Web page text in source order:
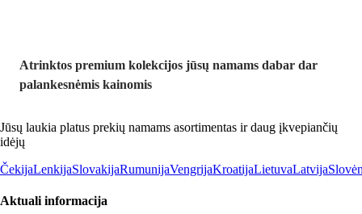
Atrinktos premium kolekcijos jūsų namams dabar dar
palankesnėmis kainomis
Jūsų laukia platus prekių namams asortimentas ir daug įkvepiančių
idėjų
ČekijaLenkijaSlovakijaRumunijaVengrijaKroatijaLietuvaLatvija
Aktuali informacija